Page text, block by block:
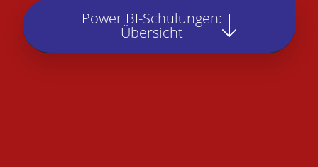
Power BI-Schulungen:
Übersicht